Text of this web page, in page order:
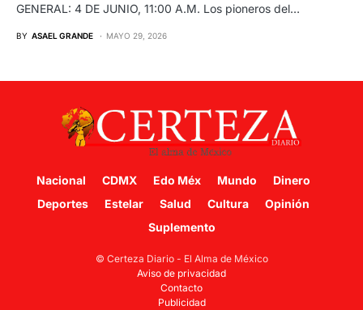
GENERAL: 4 DE JUNIO, 11:00 A.M. Los pioneros del…
BY ASAEL GRANDE MAYO 29, 2026
Nacional CDMX Edo Méx Mundo
Dinero
Deportes
Estelar Salud Cultura
Opinión
Suplemento
© Certeza Diario - El Alma de México
Aviso de privacidad
Contacto
Publicidad